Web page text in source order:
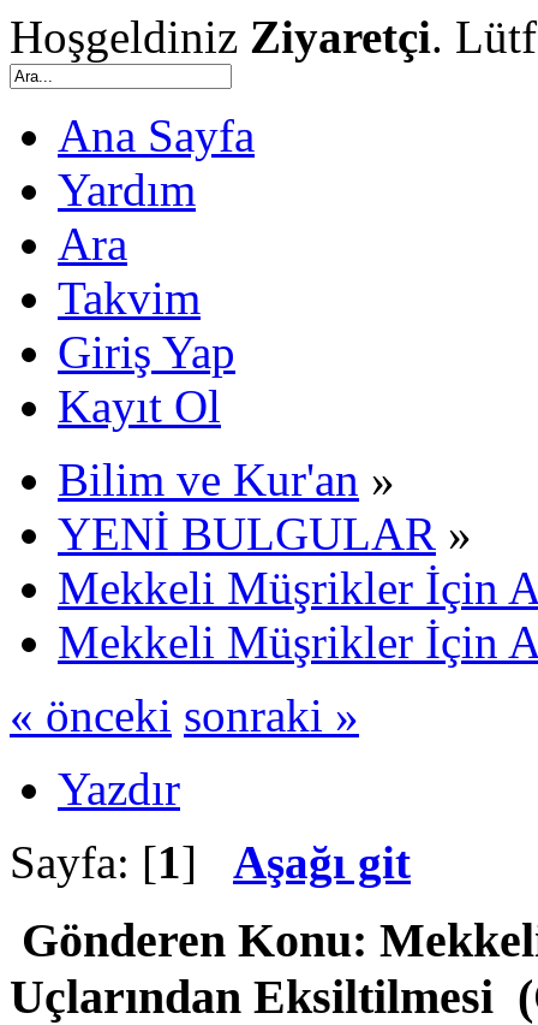
Hoşgeldiniz Ziyaretçi.
Ana Sayfa
Yardım
Ara
Takvim
Giriş Yap
Kayıt Ol
Bilim ve Kur'an »
YENİ BULGULAR »
Mekkeli Müşrikler İçin
Mekkeli Müşrikler İçin
« önceki sonraki »
Yazdır
Sayfa: [1] Aşağı git
Gönderen Konu:
Uçlarından Eksiltilmesi